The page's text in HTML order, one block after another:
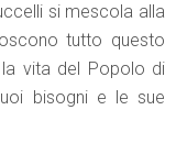
si mescola alla
tutto questo
vita del Popolo di
bisogni e le sue